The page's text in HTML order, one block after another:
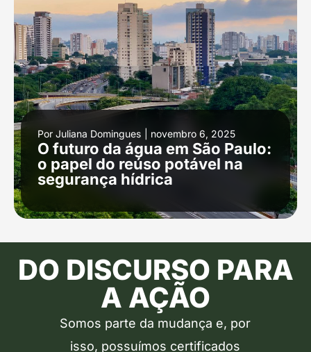
Por Juliana Domingues novembro 6, 2025
O futuro da água em São Paulo:
o papel do reúso potável na
segurança hídrica
DO DISCURSO PARA
A AÇÃO
Somos parte da mudança e, por
isso, possuímos certificados